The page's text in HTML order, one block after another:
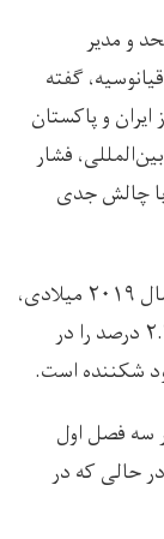
و مدیر
گفته
و پاکستان
فشار
چالش جدی
این نهاد اشاره کرده است که برای اولین‌بار از سال ۲۰۱۹ میلادی،
افغانستان رشد متوسط تولید ناخالص داخلی ۲.۷ درصد را در
سه فصل اول
در حالی که در